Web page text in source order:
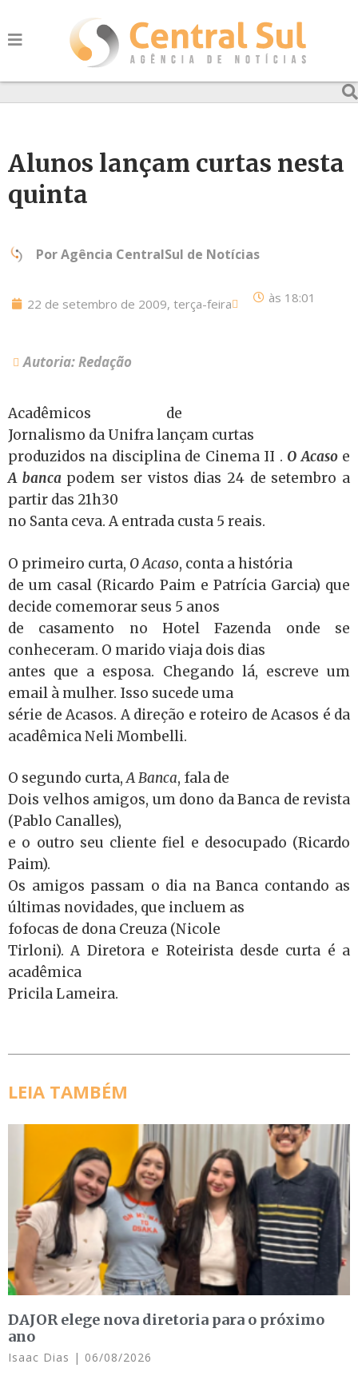
Alunos lançam curtas nesta
quinta
PorAgência CentralSul de Notícias
22 de setembro de 2009, terça-feira às 18:01
Autoria: Redação
Acadêmicos de
Jornalismo da Unifra lançam curtas
produzidos na disciplina de Cinema II . O Acasoe
A banca podem ser vistos dias 24 de setembro a
partir das 21h30
no Santa ceva. A entrada custa 5 reais.
O primeiro curta, O Acaso, conta a história
de um casal (Ricardo Paim e Patrícia Garcia) que
decide comemorar seus 5 anos
de casamento no Hotel Fazenda onde se
conheceram. O marido viaja dois dias
antes que a esposa. Chegando lá, escreve um
email à mulher. Isso sucede uma
série de Acasos. A direção e roteiro de Acasos é da
acadêmica Neli Mombelli.
O segundo curta,A Banca, fala de
Dois velhos amigos, um dono da Banca de revista
(Pablo Canalles),
e o outro seu cliente fiel e desocupado (Ricardo
Paim).
Os amigos passam o dia na Banca contando as
últimas novidades, que incluem as
fofocas de dona Creuza (Nicole
Tirloni). A Diretora e Roteirista desde curta é a
acadêmica
Pricila Lameira.
LEIA TAMBÉM
DAJOR elege nova diretoria para o próximo
ano
Isaac Dias 06/08/2026